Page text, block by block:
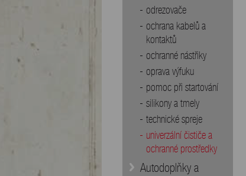
odrezovače
ochrana kabelů a
kontaktů
ochranné nástřiky
oprava výfuku
pomoc při startování
silikony a tmely
technické spreje
univerzální čističe a
ochranné prostředky
Autodoplňky a